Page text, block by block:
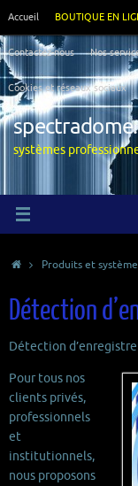
contenu
Accueil BOUTIQUE EN
Contactez-nous Nos
Cookies et réseaux sociaux
systèmes
AccueilProduits et
Détection
Détection
Pour tous nos
clients privés,
professionnels
et
institutionnels,
nous proposons